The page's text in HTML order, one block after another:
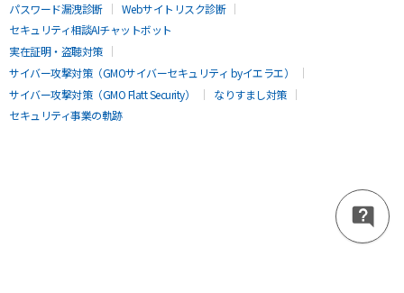
パスワード漏洩診断
Webサイトリスク診断
セキュリティ相談AIチャットボット
実在証明・盗聴対策
サイバー攻撃対策（GMOサイバーセキュリティ byイエラエ）
サイバー攻撃対策（GMO Flatt Security）
なりすまし対策
セキュリティ事業の軌跡